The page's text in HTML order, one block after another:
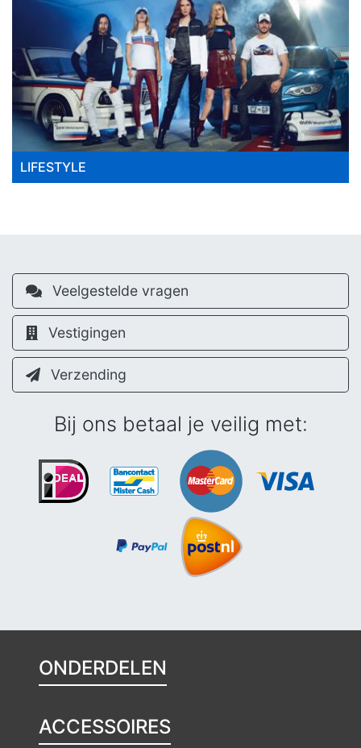
LIFESTYLE
Veelgestelde vragen
Vestigingen
Verzending
Bij ons betaal je veilig met:
ONDERDELEN
ACCESSOIRES